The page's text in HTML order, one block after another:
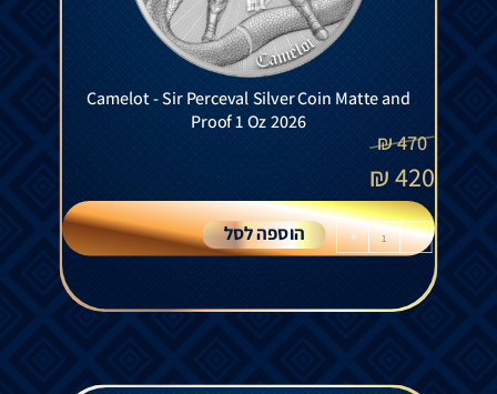
Camelot - Sir Perceval Silver Coin Matte and
Proof 1 Oz 2026
470
₪
420
₪
-
+ הוספה לסל